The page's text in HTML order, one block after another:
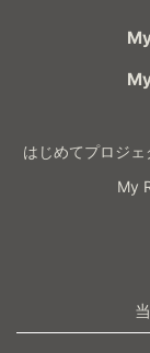
はじめてプロジェ
My